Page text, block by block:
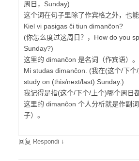
周日，Sunday)
这个词在句子里除了作宾格之外，也
Kiel vi pasigas ĉi tiun dimanĉon?
(你怎么度过这周日？，How do you
Sunday?)
这里的 dimanĉon 是名词（作宾语）。
Mi studas dimanĉon. (我在(这个/下个
study on (this/next/last) Sunday.)
我记得是指(这个/下个/上个)哪个周日
这里的 dimanĉon 个人分析就是作副
子）。
回复 Respondi ↓